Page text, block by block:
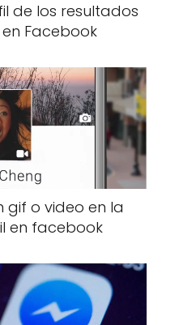
de los resultados
Facebook
gif o video en la
en facebook